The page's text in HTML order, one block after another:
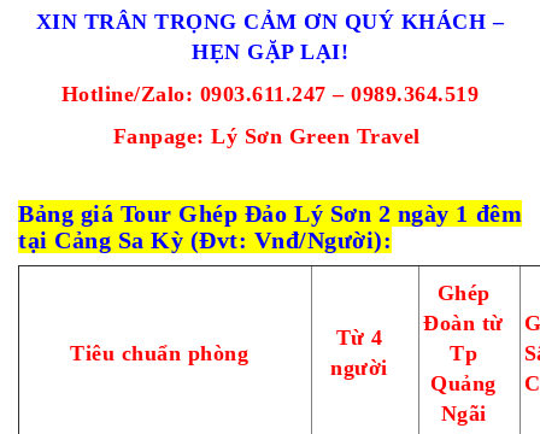
XIN TRÂN TRỌNG CẢM ƠN QUÝ KHÁCH –
HẸN GẶP LẠI!
Hotline/Zalo: 0903.611.247 – 0989.364.519
Fanpage:Lý Sơn Green Travel
Bảng giá Tour Ghép Đảo Lý Sơn 2 ngày 1 đêm
tại Cảng Sa Kỳ (Đvt: Vnđ/Người):
Tiêu chuẩn phòng
Từ 4
người
Ghép
Đoàn từ
Tp
Quảng
Ngãi